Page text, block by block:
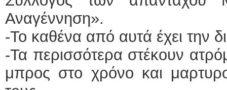
Αναγέννηση».
-Το καθένα από αυτά έχει την
-Τα περισσότερα στέκουν
μπρος στο χρόνο και